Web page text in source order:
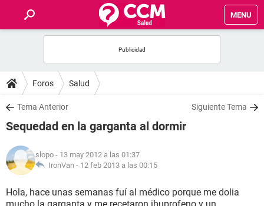
MENU
FOROS
SALUD
FAMILIA
NUTRICIÓN
BIENESTAR
Foros Salud
Tema Anterior Siguiente Tema
Sequedad en la garganta al dormir
slopo - 13 may 2012 a las 01:37
IronVan - 12 feb 2013 a las 00:15
Hola, hace unas semanas fuí al médico porque me dolia